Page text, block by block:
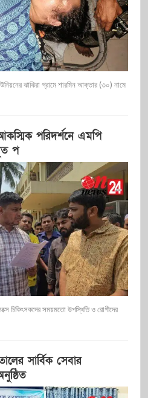
ঝাঝিরা গ্রামে শারমিন আক্তার (৩০) নামে
পরিদর্শনে এমপি
প
চিকিৎসকদের সময়মতো উপস্থিতি ও রোগীদের
সার্বিক সেবার